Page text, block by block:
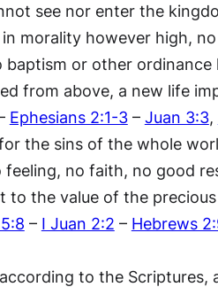
see nor enter the
morality however high,
or other ordinance
from above, a new life
Ephesians 2:1-3– Juan 3:3,
the sins of the whole
no faith, no good
to the value of the
– I Juan 2:2 – Hebrews
to the Scriptures,